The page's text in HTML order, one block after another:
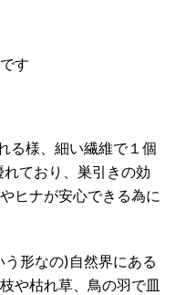
す
る様、細い繊維で１個
ており、巣引きの効
ヒナが安心できる為に
形なの)自然界にある
や枯れ草、鳥の羽で皿